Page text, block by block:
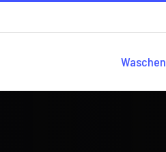
Waschen